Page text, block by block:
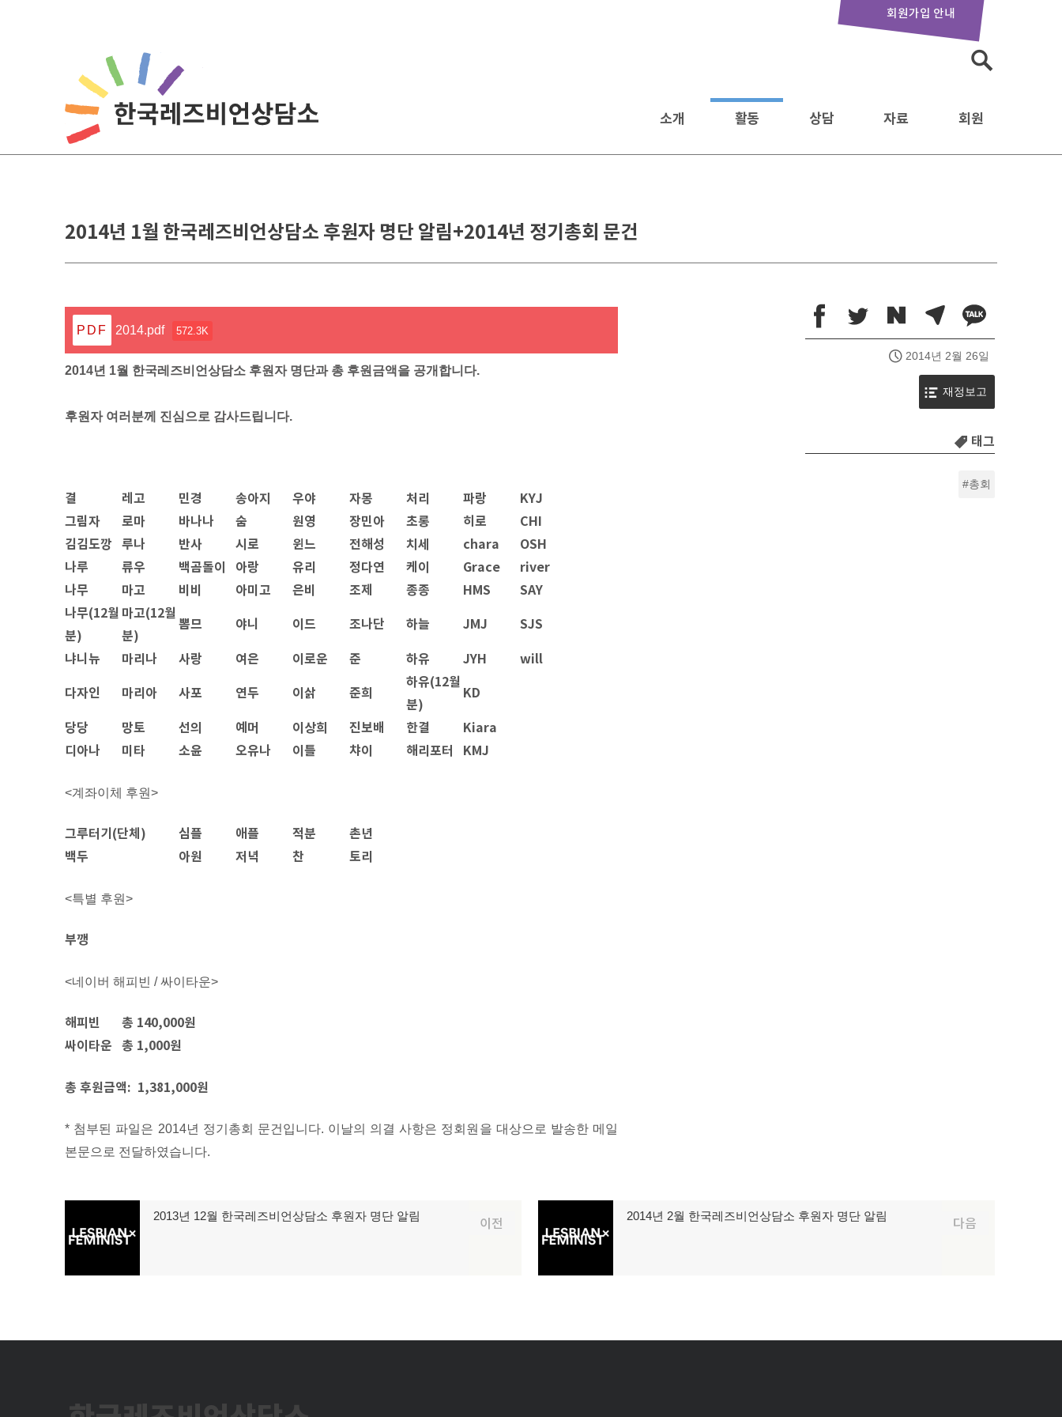
회원가입 안내
소개 활동 상담 자료 회원
2014년 1월 한국레즈비언상담소 후원자 명단 알림+2014년 정기총회 문건
2014.pdf 572.3K
2014년 1월 한국레즈비언상담소 후원자 명단과 총 후원금액을 공개합니다.
후원자 여러분께 진심으로 감사드립니다.
결 레고 민경 송아지 우야 자몽 처리 파랑
KYJ
그림자
로마 바나나 숨 원영 장민아 초롱 히로
CHI
김김도깡
루나 반사 시로 윈느 전해성 치세 chara
OSH
나루
류우 백곰돌이 아랑 유리 정다연 케이 Grace
river
나무
마고 비비 아미고 은비 조제 종종 HMS
SAY
나무(12월
분)
마고(12월
분)
뽐므 야니 이드 조나단 하늘 JMJ SJS
냐니뉴 마리나 사랑 여은 이로운 준 하유 JYH will
다자인 마리아 사포 연두 이삵 준희
하유(12월
분)
KD
당당 망토 선의 예머 이상희 진보배 한결
Kiara
디아나
미타 소윤 오유나 이틀 챠이 해리포터 KMJ
<계좌이체 후원>
그루터기(단체) 심플 애플 적분
촌년
백두
아원 저녁 찬 토리
<특별 후원>
부깽
<네이버 해피빈 / 싸이타운>
해피빈
총 140,000원
싸이타운
총 1,000원
총 후원금액: 1,381,000원
* 첨부된 파일은 2014년 정기총회 문건입니다. 이날의 의결 사항은 정회원을 대상으로 발송한 메일
본문으로 전달하였습니다.
2014년 2월 26일
재정보고
태그
총회
탐
색
이전
전
2013년 12월 한국레즈비언상담소 후원자 명단 알림 다음
음
2014년 2월 한국레즈비언상담소 후원자 명단 알림